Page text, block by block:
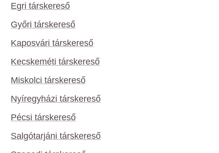
Egri társkereső
Győri társkereső
Kaposvári társkereső
Kecskeméti társkereső
Miskolci társkereső
Nyíregyházi társkereső
Pécsi társkereső
Salgótarjáni társkereső